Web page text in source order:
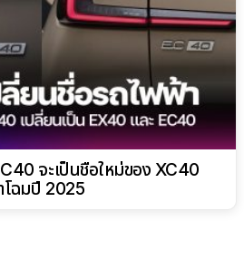
จะเป็นชื่อใหม่ของ XC40
โฉมปี 2025